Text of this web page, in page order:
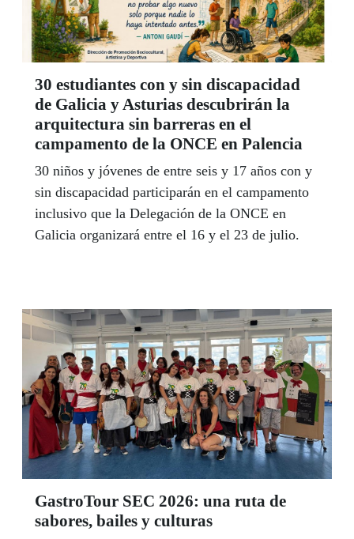
30 estudiantes con y sin discapacidad
de Galicia y Asturias descubrirán la
arquitectura sin barreras en el
campamento de la ONCE en Palencia
30 niños y jóvenes de entre seis y 17 años con y
sin discapacidad participarán en el campamento
inclusivo que la Delegación de la ONCE en
Galicia organizará entre el 16 y el 23 de julio.
GastroTour SEC 2026: una ruta de
sabores, bailes y culturas